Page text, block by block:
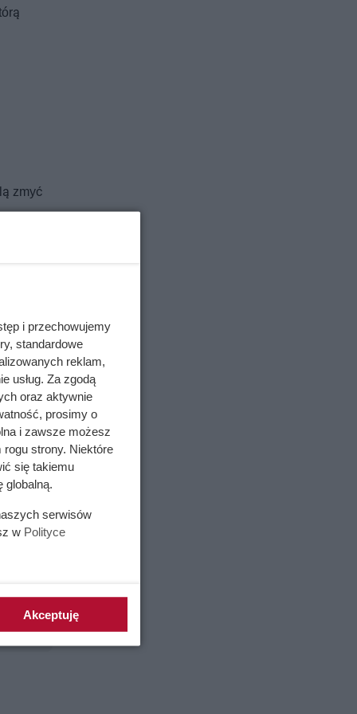
zmyć
aceton
i przechowujemy
standardowe
reklam,
usług. Za zgodą
oraz aktywnie
prosimy o
i zawsze możesz
strony. Niektóre
się takiemu
globalną.
serwisów
w Polityce
Akceptuję